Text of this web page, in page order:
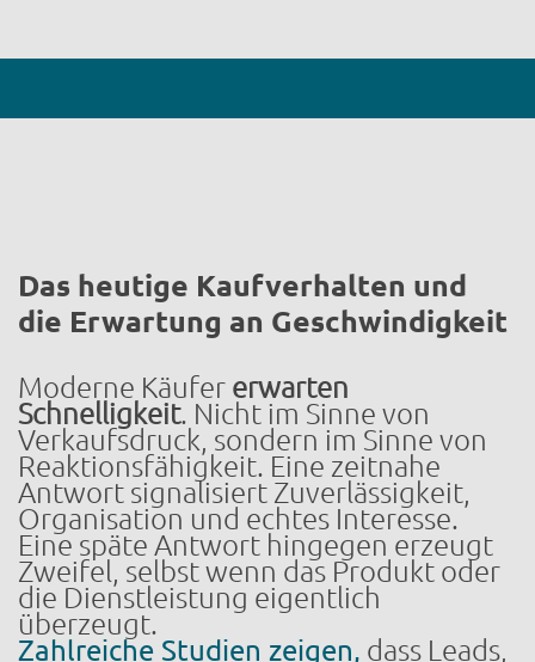
Das heutige Kaufverhalten und
die Erwartung an Geschwindigkeit
Moderne Käufer erwarten
Schnelligkeit. Nicht im Sinne von
Verkaufsdruck, sondern im Sinne von
Reaktionsfähigkeit. Eine zeitnahe
Antwort signalisiert Zuverlässigkeit,
Organisation und echtes Interesse.
Eine späte Antwort hingegen erzeugt
Zweifel, selbst wenn das Produkt oder
die Dienstleistung eigentlich
überzeugt.
Zahlreiche Studien zeigen, dass Leads,